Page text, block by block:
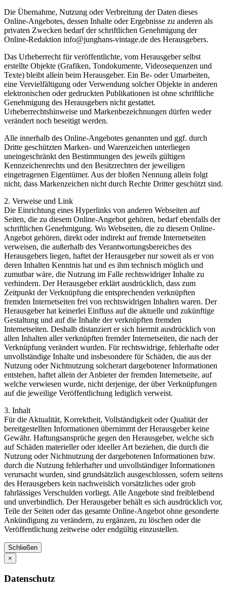
Die Übernahme, Nutzung oder Verbreitung der Daten dieses
Online-Angebotes, dessen Inhalte oder Ergebnisse zu anderen als
privaten Zwecken bedarf der schriftlichen Genehmigung der
Online-Redaktion info@junghans-vintage.de des Herausgebers.
Das Urheberrecht für veröffentlichte, vom Herausgeber selbst
erstellte Objekte (Grafiken, Tondokumente, Videosequenzen und
Texte) bleibt allein beim Herausgeber. Ein Be- oder Umarbeiten,
eine Vervielfältigung oder Verwendung solcher Objekte in anderen
elektronischen oder gedruckten Publikationen ist ohne schriftliche
Genehmigung des Herausgebers nicht gestattet.
Urheberrechtshinweise und Markenbezeichnungen dürfen weder
verändert noch beseitigt werden.
Alle innerhalb des Online-Angebotes genannten und ggf. durch
Dritte geschützten Marken- und Warenzeichen unterliegen
uneingeschränkt den Bestimmungen des jeweils gültigen
Kennzeichenrechts und den Besitzrechten der jeweiligen
eingetragenen Eigentümer. Aus der bloßen Nennung allein folgt
nicht, dass Markenzeichen nicht durch Rechte Dritter geschützt sind.
2. Verweise und Link
Die Einrichtung eines Hyperlinks von anderen Webseiten auf
Seiten, die zu diesem Online-Angebot gehören, bedarf ebenfalls der
schriftlichen Genehmigung. Wo Webseiten, die zu diesem Online-
Angebot gehören, direkt oder indirekt auf fremde Internetseiten
verweisen, die außerhalb des Verantwortungsbereiches des
Herausgebers liegen, haftet der Herausgeber nur soweit als er von
deren Inhalten Kenntnis hat und es ihm technisch möglich und
zumutbar wäre, die Nutzung im Falle rechtswidriger Inhalte zu
verhindern. Der Herausgeber erklärt ausdrücklich, dass zum
Zeitpunkt der Verknüpfung die entsprechenden verknüpften
fremden Internetseiten frei von rechtswidrigen Inhalten waren. Der
Herausgeber hat keinerlei Einfluss auf die aktuelle und zukünftige
Gestaltung und auf die Inhalte der verknüpften fremden
Internetseiten. Deshalb distanziert er sich hiermit ausdrücklich von
allen Inhalten aller verknüpften fremder Internetseiten, die nach der
Verknüpfung verändert wurden. Für rechtswidrige, fehlerhafte oder
unvollständige Inhalte und insbesondere für Schäden, die aus der
Nutzung oder Nichtnutzung solcherart dargebotener Informationen
entstehen, haftet allein der Anbieter der fremden Internetseite, auf
welche verwiesen wurde, nicht derjenige, der über Verknüpfungen
auf die jeweilige Veröffentlichung lediglich verweist.
3. Inhalt
Für die Aktualität, Korrektheit, Vollständigkeit oder Qualität der
bereitgestellten Informationen übernimmt der Herausgeber keine
Gewähr. Haftungsansprüche gegen den Herausgeber, welche sich
auf Schäden materieller oder ideeller Art beziehen, die durch die
Nutzung oder Nichtnutzung der dargebotenen Informationen bzw.
durch die Nutzung fehlerhafter und unvollständiger Informationen
verursacht wurden, sind grundsätzlich ausgeschlossen, sofern seitens
des Herausgebers kein nachweislich vorsätzliches oder grob
fahrlässiges Verschulden vorliegt. Alle Angebote sind freibleibend
und unverbindlich. Der Herausgeber behält es sich ausdrücklich vor,
Teile der Seiten oder das gesamte Online-Angebot ohne gesonderte
Ankündigung zu verändern, zu ergänzen, zu löschen oder die
Veröffentlichung zeitweise oder endgültig einzustellen.
Schließen
×
Datenschutz